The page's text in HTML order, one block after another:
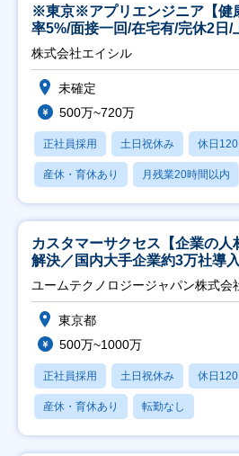
※東京※アプリエンジニア【健
率5%/面接一回/在宅有/完休2日/
株式会社エイシル
未確定
500万~720万
正社員採用 土日祝休み 休日
産休・育休あり 月残業20時間以内
カスタマーサクセス【企業の
解決／国内大手企業約3万社導
ユームテクノロジージャパン株式会
東京都
500万~1000万
正社員採用 土日祝休み 休日
産休・育休あり 転勤なし